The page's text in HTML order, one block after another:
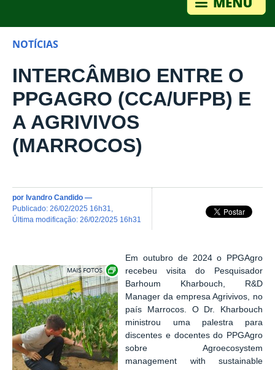
NOTÍCIAS
INTERCÂMBIO ENTRE O
PPGAGRO (CCA/UFPB) E
A AGRIVIVOS
(MARROCOS)
por Ivandro Candido —
publicado: 26/02/2025 16h31
última modificação: 26/02/2025 16h31
Exibir carrossel de imagens
Em outubro de 2024 o PPGAgro
recebeu visita do Pesquisador
Barhoum Kharbouch, R&D
Manager da empresa Agrivivos, no
país Marrocos. O Dr. Kharbouch
ministrou uma palestra para
discentes e docentes do PPGAgro
sobre Agroecosystem
management with sustainable